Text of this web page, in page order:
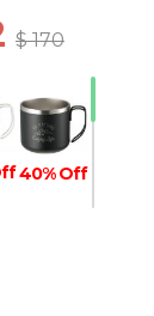
$ 170
40% Off